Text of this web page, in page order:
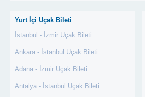
Yurt İçi Uçak Bileti
İstanbul - İzmir Uçak Bileti
Ankara - İstanbul Uçak Bileti
Adana - İzmir Uçak Bileti
Antalya - İstanbul Uçak Bileti